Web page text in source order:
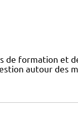
de formation et
autour des